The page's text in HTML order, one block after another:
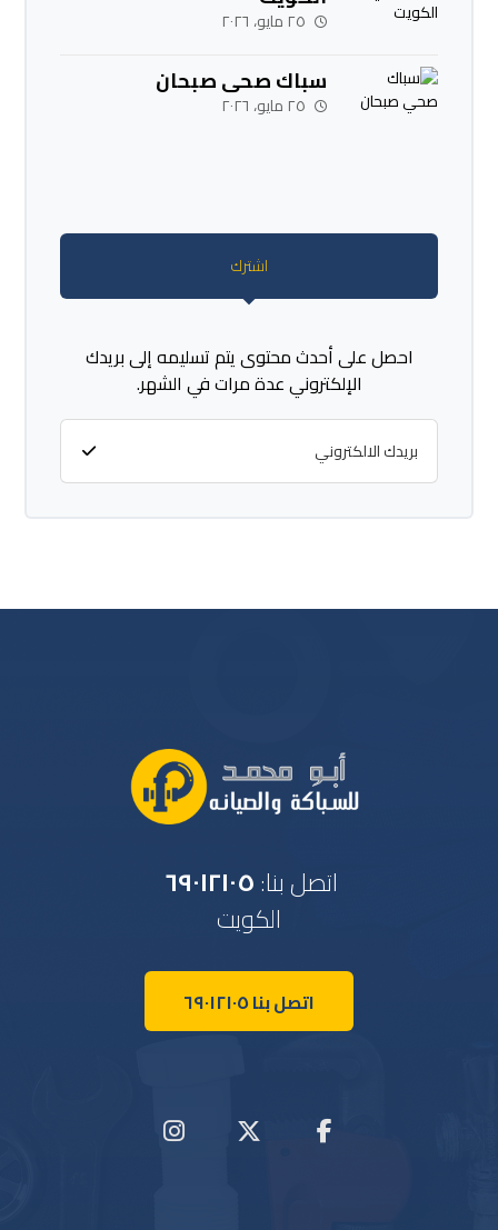
٢٥ مايو، ٢٠٢٦
سباك صحي صبحان
٢٥ مايو، ٢٠٢٦
اشترك
احصل على أحدث محتوى يتم تسليمه إلى بريدك
الإلكتروني عدة مرات في الشهر.
اتصل بنا:٦٩٠١٢١٠٥
الكويت
اتصل بنا ٦٩٠١٢١٠٥